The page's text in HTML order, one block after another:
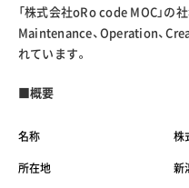
「株式会社oRo code MOC」の
Maintenance、Operation、
れています。
■概要
名称
株
所在地
新